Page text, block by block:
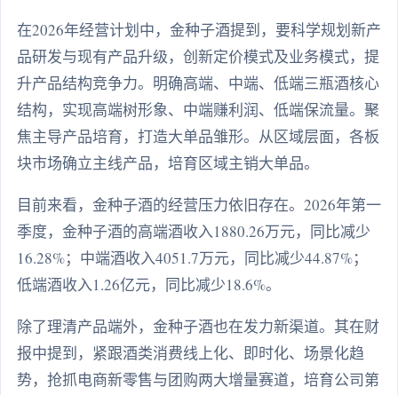
在2026年经营计划中，金种子酒提到，要科学规划新产
品研发与现有产品升级，创新定价模式及业务模式，提
升产品结构竞争力。明确高端、中端、低端三瓶酒核心
结构，实现高端树形象、中端赚利润、低端保流量。聚
焦主导产品培育，打造大单品雏形。从区域层面，各板
块市场确立主线产品，培育区域主销大单品。
目前来看，金种子酒的经营压力依旧存在。2026年第一
季度，金种子酒的高端酒收入1880.26万元，同比减少
16.28%；中端酒收入4051.7万元，同比减少44.87%；
低端酒收入1.26亿元，同比减少18.6%。
除了理清产品端外，金种子酒也在发力新渠道。其在财
报中提到，紧跟酒类消费线上化、即时化、场景化趋
势，抢抓电商新零售与团购两大增量赛道，培育公司第